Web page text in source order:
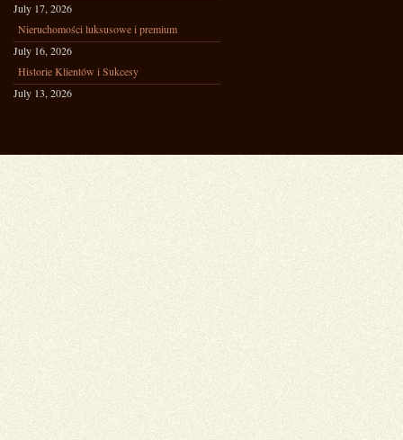
July 17, 2026
Nieruchomości luksusowe i premium
July 16, 2026
Historie Klientów i Sukcesy
July 13, 2026